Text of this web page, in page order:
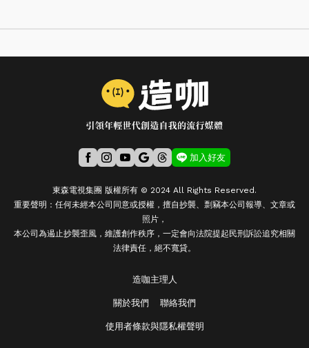
加入好友
造咖主理人
關於我們 聯絡我們
使用者條款與隱私權聲明
東森電視集團 版權所有 © 2024 All Rights Reserved.
重要聲明：任何未經本公司同意或授權，擅自抄襲、剽竊本公司報導、文章或
照片，
本公司為遏止抄襲歪風，維護創作秩序，一定會向法院提起民刑訴訟追究相關
法律責任，絕不寬貸。